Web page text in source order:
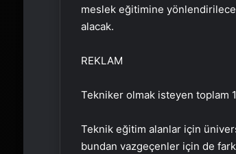
meslek eğitimine
alacak.
REKLAM
Tekniker olmak isteyen toplam
Teknik eğitim alanlar için
bundan vazgeçenler için de